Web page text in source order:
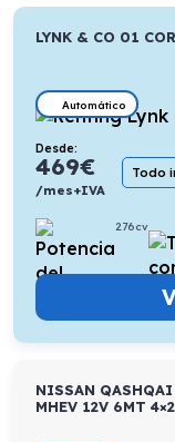
LYNK & CO 01
Automático
Desde:
469€
/mes+IVA
Todo
276cv
NISSAN
MHEV 12V 6MT